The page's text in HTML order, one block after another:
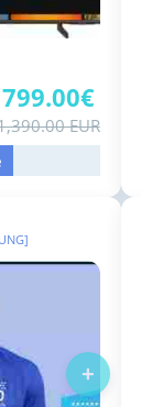
799.00€
EUR
+